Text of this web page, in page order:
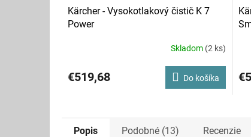
Kärcher - Vysokotlakový čistič K 7
Power
Skladom (2 ks)
€519,68 Do košíka
Popis Podobné (13) Recenzie